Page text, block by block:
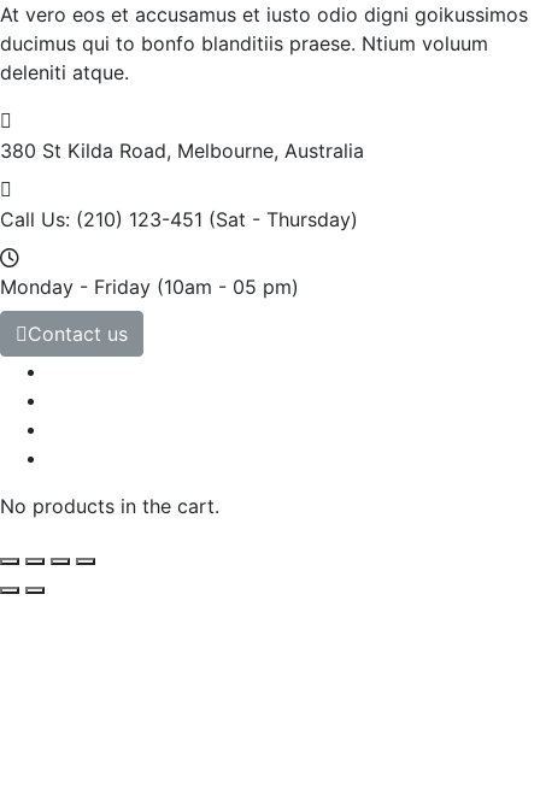
At vero eos et accusamus et iusto odio digni goikussimos
ducimus qui to bonfo blanditiis praese. Ntium voluum
deleniti atque.
380 St Kilda Road, Melbourne, Australia
Call Us: (210) 123-451 (Sat - Thursday)
Monday - Friday (10am - 05 pm)
Contact us
No products in the cart.